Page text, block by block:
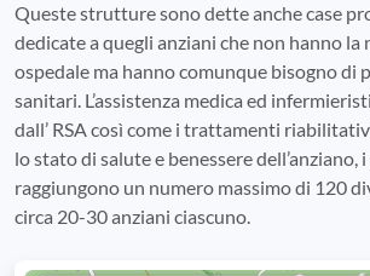
Queste strutture sono dette anche case
dedicate a quegli anziani che non hanno la
ospedale ma hanno comunque bisogno di
sanitari. L’assistenza medica ed
dall’ RSA così come i trattamenti
lo stato di salute e benessere dell’anziano,
raggiungono un numero massimo di 120
circa 20-30 anziani ciascuno.